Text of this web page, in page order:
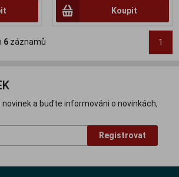
Koupit
6 záznamů 1
a buďte informováni o novinkách,
Registrovat